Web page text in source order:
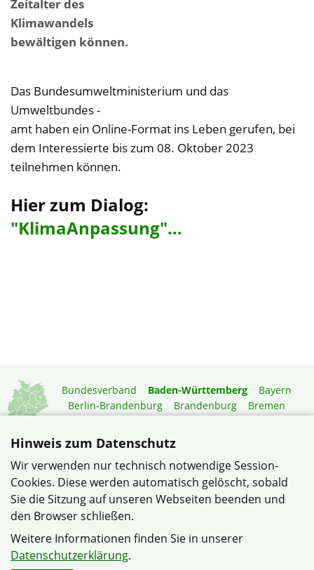
Zeitalter des
Klimawandels
bewältigen können.
Das Bundesumweltministerium und das
Umweltbundes -
amt haben ein Online-Format ins Leben gerufen, bei
dem Interessierte bis zum 08. Oktober 2023
teilnehmen können.
Hier zum Dialog:
"KlimaAnpassung"...
Bundesverband Baden-Württemberg
Bayern
Berlin-Brandenburg
Brandenburg
Bremen
Niedersachsen
Rheinland-Pfalz
Saarland
Sachsen-Anhalt
Schleswig-Holstein
Thüringen
Mitgliedermagazin
Gartenberatung
© Verband Wohneigentum Heinsheim/Bad Rappenau im
Verband Wohneigentum Baden-Württemberg e.V.
Hinweis zum Datenschutz
Wir verwenden nur technisch notwendige Session-
Cookies. Diese werden automatisch gelöscht, sobald
Sie die Sitzung auf unseren Webseiten beenden und
den Browser schließen.
Weitere Informationen finden Sie in unserer
Datenschutzerklärung.